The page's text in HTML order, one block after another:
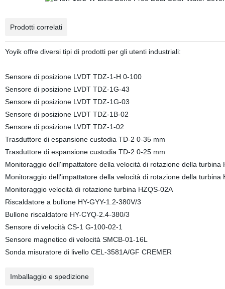
Prodotti correlati
Yoyik offre diversi tipi di prodotti per gli utenti industriali:
Sensore di posizione LVDT TDZ-1-H 0-100
Sensore di posizione LVDT TDZ-1G-43
Sensore di posizione LVDT TDZ-1G-03
Sensore di posizione LVDT TDZ-1B-02
Sensore di posizione LVDT TDZ-1-02
Trasduttore di espansione custodia TD-2 0-35 mm
Trasduttore di espansione custodia TD-2 0-25 mm
Monitoraggio dell'impattatore della velocità di rotazione della turbina
Monitoraggio dell'impattatore della velocità di rotazione della turbina
Monitoraggio velocità di rotazione turbina HZQS-02A
Riscaldatore a bullone HY-GYY-1.2-380V/3
Bullone riscaldatore HY-CYQ-2.4-380/3
Sensore di velocità CS-1 G-100-02-1
Sensore magnetico di velocità SMCB-01-16L
Sonda misuratore di livello CEL-3581A/GF CREMER
Imballaggio e spedizione